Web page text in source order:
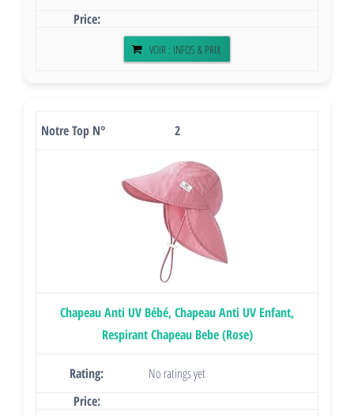
VOIR : INFOS & PRIX
2
Chapeau Anti UV Bébé, Chapeau Anti UV Enfant,
Respirant Chapeau Bebe (Rose)
No ratings yet